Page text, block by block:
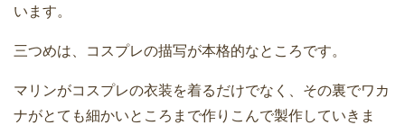
います。
三つめは、コスプレの描写が本格的なところです。
マリンがコスプレの衣装を着るだけでなく、その裏でワカ
ナがとても細かいところまで作りこんで製作していきま